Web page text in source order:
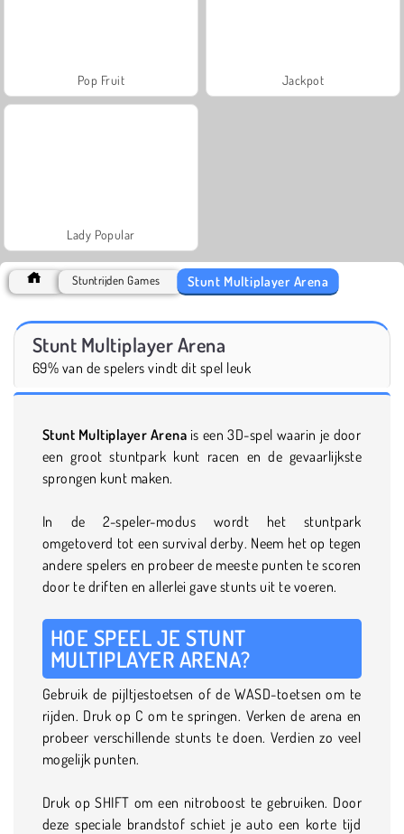
Pop Fruit Jackpot
Lady Popular
Stuntrijden Games Stunt Multiplayer Arena
Stunt Multiplayer Arena
69% van de spelers vindt dit spel leuk
Stunt Multiplayer Arena is een 3D-spel waarin je door
een groot stuntpark kunt racen en de gevaarlijkste
sprongen kunt maken.
In de 2-speler-modus wordt het stuntpark
omgetoverd tot een survival derby. Neem het op tegen
andere spelers en probeer de meeste punten te scoren
door te driften en allerlei gave stunts uit te voeren.
HOE SPEEL JE STUNT
MULTIPLAYER ARENA?
Gebruik de pijltjestoetsen of de WASD-toetsen om te
rijden. Druk op C om te springen. Verken de arena en
probeer verschillende stunts te doen. Verdien zo veel
mogelijk punten.
Druk op SHIFT om een nitroboost te gebruiken. Door
deze speciale brandstof schiet je auto een korte tijd